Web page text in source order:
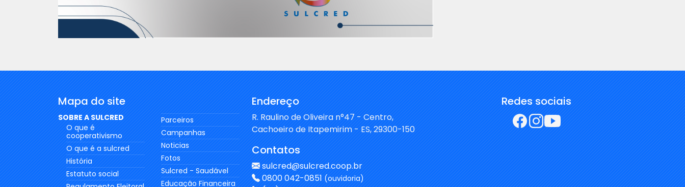
Mapa do site
SOBRE A SULCRED
O que é
cooperativismo
O que é a sulcred
História
Estatuto social
Parceiros
Campanhas
Noticias
Fotos
Sulcred - Saudável
Educação Financeira
Endereço
R. Raulino de Oliveira n°47 - Centro,
Cachoeiro de Itapemirim - ES, 29300-150
Contatos
sulcred@sulcred.coop.br
0800 042-0851 (ouvidoria)
Redes sociais